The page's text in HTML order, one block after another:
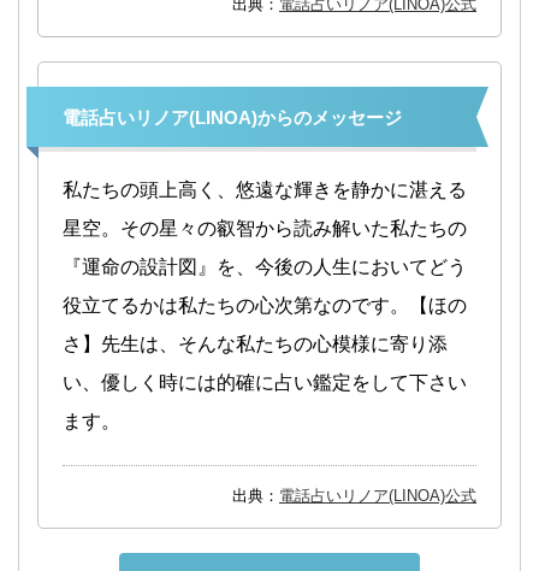
出典： 電話占いリノア(LINOA)公式
電話占いリノア(LINOA)からのメッセージ
私たちの頭上高く、悠遠な輝きを静かに湛える
星空。その星々の叡智から読み解いた私たちの
『運命の設計図』を、今後の人生においてどう
役立てるかは私たちの心次第なのです。【ほの
さ】先生は、そんな私たちの心模様に寄り添
い、優しく時には的確に占い鑑定をして下さい
ます。
出典： 電話占いリノア(LINOA)公式